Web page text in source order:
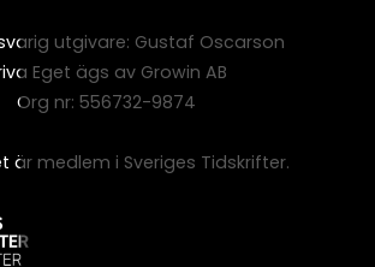
utgivare: Gustaf Oscarson
Eget ägs av Growin AB
Org nr: 556732-9874
är medlem i Sveriges Tidskrifter.